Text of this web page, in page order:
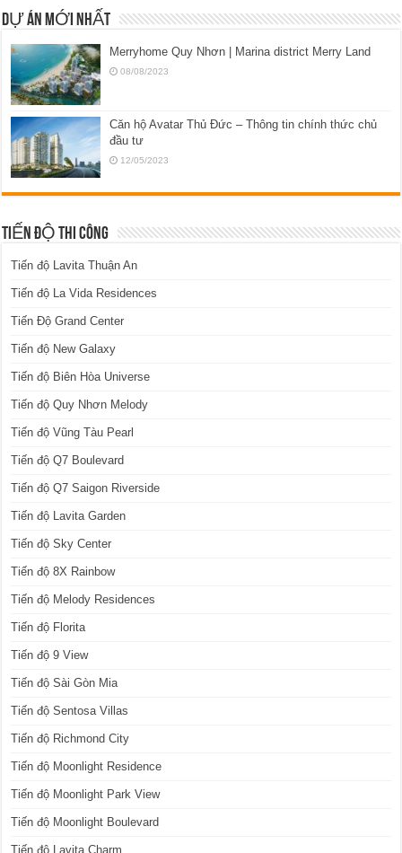
DỰ ÁN MỚI NHẤT
Merryhome Quy Nhơn | Marina district Merry Land
08/08/2023
Căn hộ Avatar Thủ Đức – Thông tin chính thức chủ
đầu tư
12/05/2023
TIẾN ĐỘ THI CÔNG
Tiến độ Lavita Thuận An
Tiến độ La Vida Residences
Tiến Độ Grand Center
Tiến độ New Galaxy
Tiến độ Biên Hòa Universe
Tiến độ Quy Nhơn Melody
Tiến độ Vũng Tàu Pearl
Tiến độ Q7 Boulevard
Tiến độ Q7 Saigon Riverside
Tiến độ Lavita Garden
Tiến độ Sky Center
Tiến độ 8X Rainbow
Tiến độ Melody Residences
Tiến độ Florita
Tiến độ 9 View
Tiến độ Sài Gòn Mia
Tiến độ Sentosa Villas
Tiến độ Richmond City
Tiến độ Moonlight Residence
Tiến độ Moonlight Park View
Tiến độ Moonlight Boulevard
Tiến độ Lavita Charm